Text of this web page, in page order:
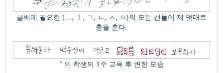
글씨에 필요한 (ㅡ, ㅣ, ㄱ, ㄴ, ㅅ, ㅇ)의 모든 선들이 제 멋대로
춤을 춘다.
* 위 학생의 1주 교육 후 변한 모습